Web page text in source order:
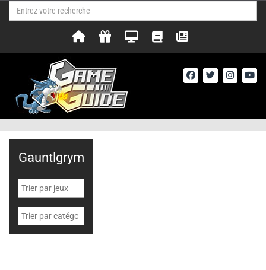
Gauntlgrym